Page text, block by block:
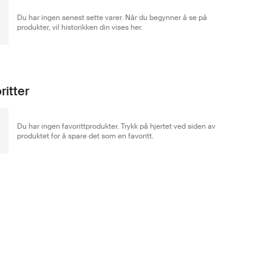
Du har ingen senest sette varer. Når du begynner å se på
produkter, vil historikken din vises her.
Du har ingen favorittprodukter. Trykk på hjertet ved siden av
produktet for å spare det som en favoritt.